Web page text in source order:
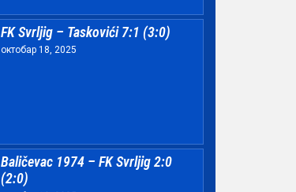
FK Svrljig – Taskovići 7:1 (3:0)
октобар 18, 2025
Baličevac 1974 – FK Svrljig 2:0
(2:0)